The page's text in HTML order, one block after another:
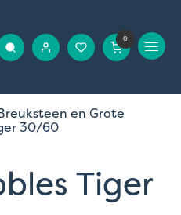
0
en Grote
30/60
Tiger